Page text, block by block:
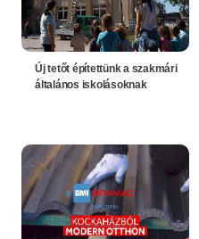
Új tetőt építettünk a szakmári
általános iskolásoknak